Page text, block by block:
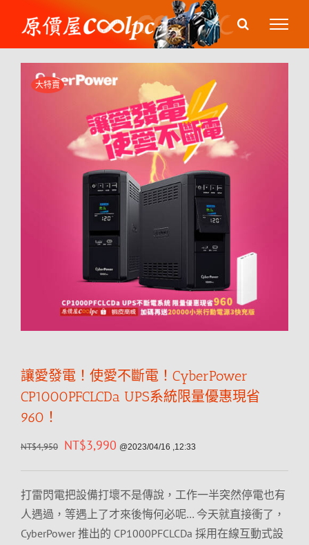
content
大特賣
讓愛發電！使愛不斷電！CyberPower
CP1000PFCLCDa UPS系統限量優惠現省
960！
NT$4,950 NT$3,990 @2023/04/16 ,12:33
打雷閃電把設備打壞不是傳說，工作一半突然停電也有
人遇過，等遇上了才來後悔何必呢… 今天就直接衝了，
CyberPower 推出的 CP1000PFCLCDa 採用在線互動式設